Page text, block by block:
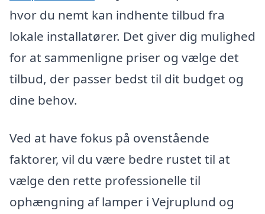
hvor du nemt kan indhente tilbud fra
lokale installatører. Det giver dig mulighed
for at sammenligne priser og vælge det
tilbud, der passer bedst til dit budget og
dine behov.
Ved at have fokus på ovenstående
faktorer, vil du være bedre rustet til at
vælge den rette professionelle til
ophængning af lamper i Vejruplund og